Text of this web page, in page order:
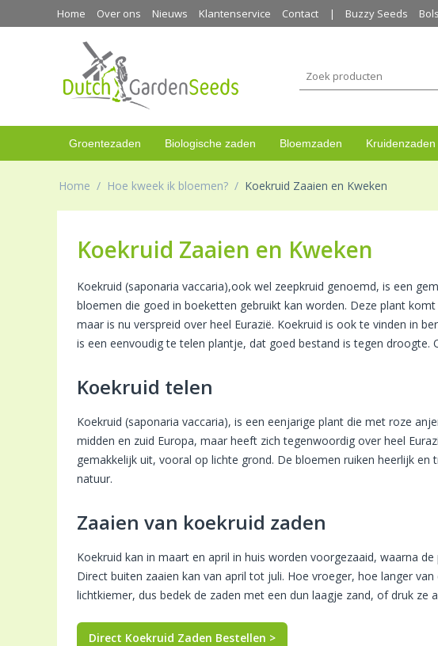
Home Over ons Nieuws Klantenservice Contact Buzzy Seeds
Groentezaden Biologische zaden Bloemzaden Kruidenzaden
Home / Hoe kweek ik bloemen? / Koekruid Zaaien en Kweken
Koekruid Zaaien en Kweken
Koekruid (saponaria vaccaria),ook wel zeepkruid genoemd, is een
bloemen die goed in boeketten gebruikt kan worden. Deze plant
maar is nu verspreid over heel Eurazië. Koekruid is ook te vinden in
is een eenvoudig te telen plantje, dat goed bestand is tegen droogte.
Koekruid telen
Koekruid (saponaria vaccaria), is een eenjarige plant die met roze
midden en zuid Europa, maar heeft zich tegenwoordig over heel
gemakkelijk uit, vooral op lichte grond. De bloemen ruiken heerlijk
natuur.
Zaaien van koekruid zaden
Koekruid kan in maart en april in huis worden voorgezaaid, waarna
Direct buiten zaaien kan van april tot juli. Hoe vroeger, hoe langer
lichtkiemer, dus bedek de zaden met een dun laagje zand, of druk ze
Direct Koekruid Zaden Bestellen >